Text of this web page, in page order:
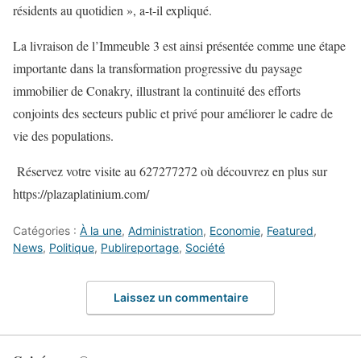
résidents au quotidien », a-t-il expliqué.
La livraison de l’Immeuble 3 est ainsi présentée comme une étape
importante dans la transformation progressive du paysage
immobilier de Conakry, illustrant la continuité des efforts
conjoints des secteurs public et privé pour améliorer le cadre de
vie des populations.
Réservez votre visite au 627277272 où découvrez en plus sur
https://plazaplatinium.com/
Catégories : À la une, Administration, Economie, Featured,
News, Politique, Publireportage, Société
Laissez un commentaire